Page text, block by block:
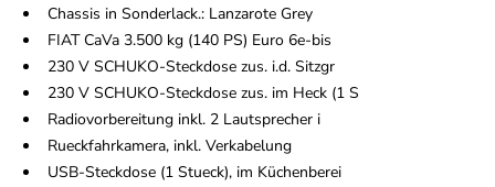
Chassis in Sonderlack.: Lanzarote Grey
FIAT CaVa 3.500 kg (140 PS) Euro 6e-bis
230 V SCHUKO-Steckdose zus. i.d. Sitzgr
230 V SCHUKO-Steckdose zus. im Heck (1 S
Radiovorbereitung inkl. 2 Lautsprecher i
Rueckfahrkamera, inkl. Verkabelung
USB-Steckdose (1 Stueck), im Küchenberei